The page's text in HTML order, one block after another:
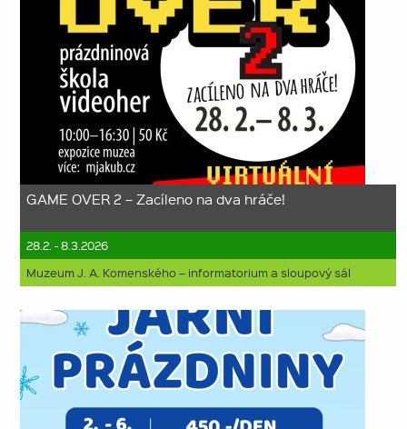
GAME OVER 2 – Zacíleno na dva hráče!
28.2. - 8.3.2026
Muzeum J. A. Komenského – informatorium a sloupový sál